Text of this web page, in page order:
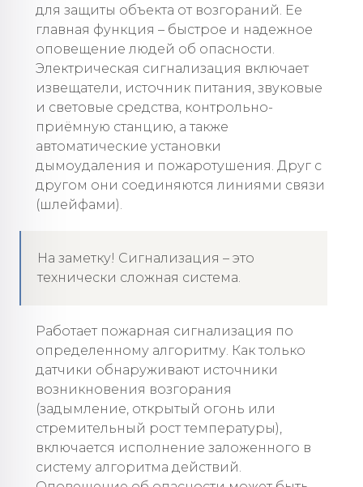
для защиты объекта от возгораний. Ее
главная функция – быстрое и надежное
оповещение людей об опасности.
Электрическая сигнализация включает
извещатели, источник питания, звуковые
и световые средства, контрольно-
приёмную станцию, а также
автоматические установки
дымоудаления и пожаротушения. Друг с
другом они соединяются линиями связи
(шлейфами).
На заметку! Сигнализация – это
технически сложная система.
Работает пожарная сигнализация по
определенному алгоритму. Как только
датчики обнаруживают источники
возникновения возгорания
(задымление, открытый огонь или
стремительный рост температуры),
включается исполнение заложенного в
систему алгоритма действий.